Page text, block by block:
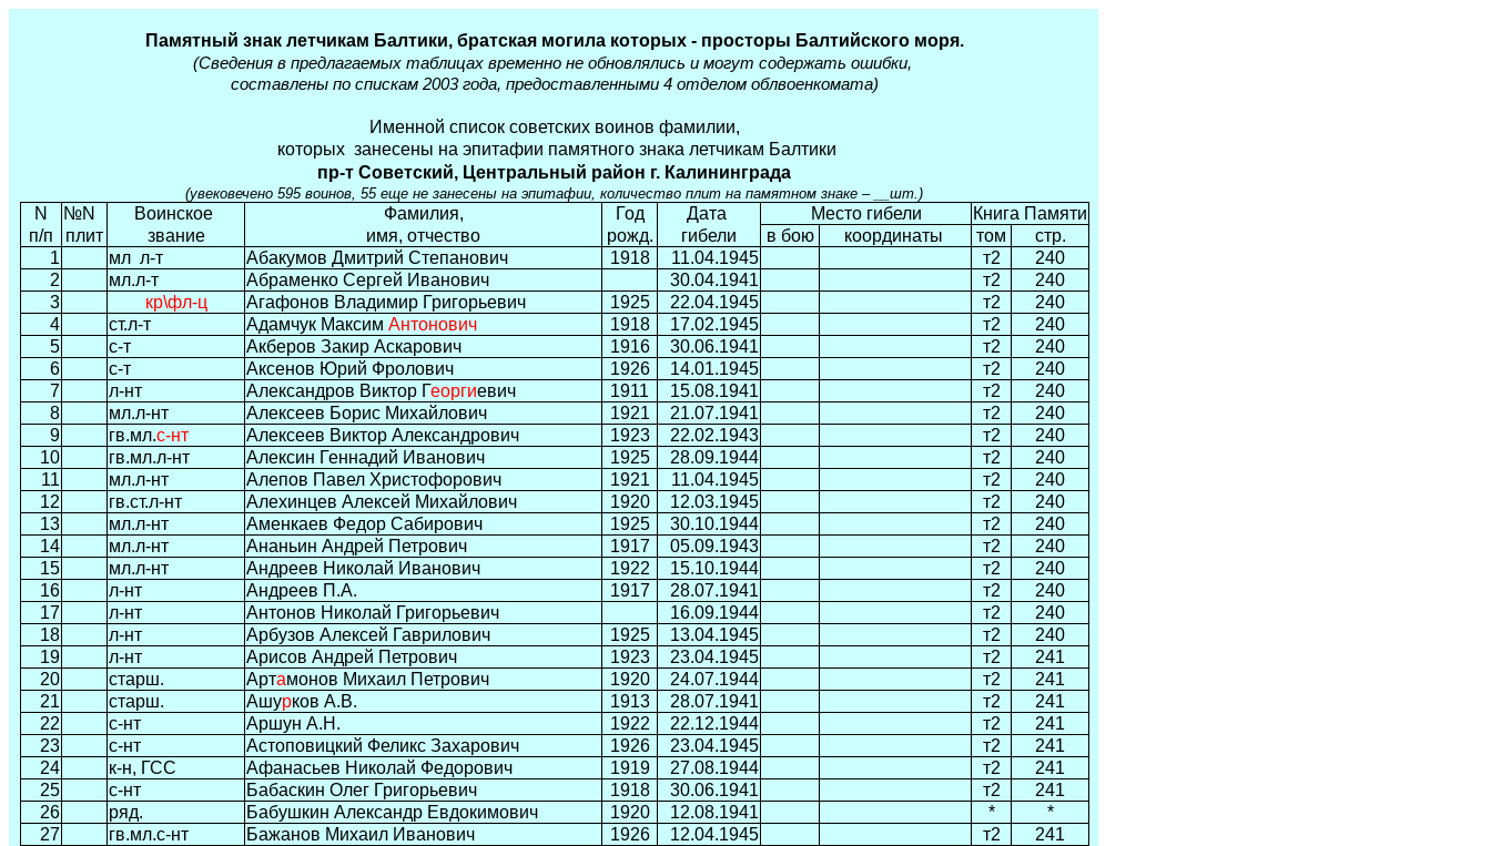
Памятный знак летчикам Балтики, братская могила которых - просторы Балтийского моря.
(Сведения в предлагаемых таблицах временно не обновлялись и могут содержать ошибки,
составлены по спискам 2003 года, предоставленными 4 отделом облвоенкомата)
Именной список советских воинов фамилии,
которых занесены на эпитафии памятного знака летчикам Балтики
пр-т Советский, Центральный район г. Калининграда
(увековечено 595 воинов, 55 еще не занесены на эпитафии, количество плит на памятном знаке – __шт.)
N №N Воинское Фамилия, Год Дата Место гибели
Книга Памяти
п/п
плит звание имя, отчество рожд. гибели в бою координаты том
стр.
1
мл л-т Абакумов Дмитрий Степанович 1918 11.04.1945 т2
240
2
мл.л-т Абраменко Сергей Иванович 30.04.1941 т2
240
3
кр\фл-ц Агафонов Владимир Григорьевич 1925 22.04.1945 т2
240
4
ст.л-т Адамчук Максим Антонович 1918 17.02.1945 т2
240
5
с-т Акберов Закир Аскарович 1916 30.06.1941 т2
240
6
с-т Аксенов Юрий Фролович 1926 14.01.1945 т2
240
7
л-нт Александров Виктор Георгиевич 1911 15.08.1941 т2
240
8
мл.л-нт Алексеев Борис Михайлович 1921 21.07.1941 т2
240
9
гв.мл.с-нт Алексеев Виктор Александрович 1923 22.02.1943 т2
240
10
гв.мл.л-нт Алексин Геннадий Иванович 1925 28.09.1944 т2
240
11
мл.л-нт Алепов Павел Христофорович 1921 11.04.1945 т2
240
12
гв.ст.л-нт Алехинцев Алексей Михайлович 1920 12.03.1945 т2
240
13
мл.л-нт Аменкаев Федор Сабирович 1925 30.10.1944 т2
240
14
мл.л-нт Ананьин Андрей Петрович 1917 05.09.1943 т2
240
15
мл.л-нт Андреев Николай Иванович 1922 15.10.1944 т2
240
16
л-нт Андреев П.А. 1917 28.07.1941 т2
240
17
л-нт Антонов Николай Григорьевич 16.09.1944 т2
240
18
л-нт Арбузов Алексей Гаврилович 1925 13.04.1945 т2
240
19
л-нт Арисов Андрей Петрович 1923 23.04.1945 т2
241
20
старш. Артамонов Михаил Петрович 1920 24.07.1944 т2
241
21
старш. Ашурков А.В. 1913 28.07.1941 т2
241
22
с-нт Аршун А.Н. 1922 22.12.1944 т2
241
23
с-нт Астоповицкий Феликс Захарович 1926 23.04.1945 т2
241
24
к-н, ГСС Афанасьев Николай Федорович 1919 27.08.1944 т2
241
25
с-нт Бабаскин Олег Григорьевич 1918 30.06.1941 т2
241
26
ряд. Бабушкин Александр Евдокимович 1920 12.08.1941 *
*
27
гв.мл.с-нт Бажанов Михаил Иванович 1926 12.04.1945 т2
241